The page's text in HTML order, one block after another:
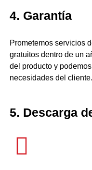
4. Garantía
Prometemos servicios
gratuitos dentro de un
del producto y
necesidades del cliente.
5. Descarga